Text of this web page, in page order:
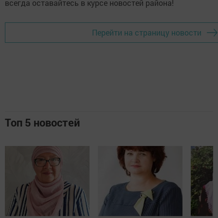
всегда оставайтесь в курсе новостей района!
Перейти на страницу новости
Топ 5 новостей